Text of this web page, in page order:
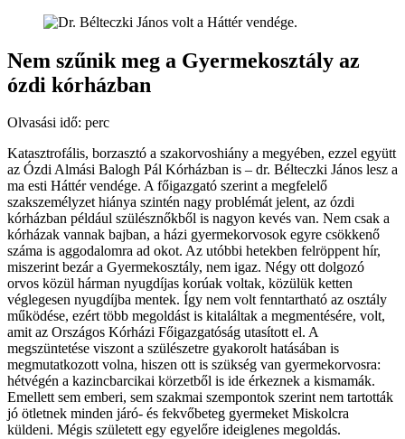
Nem szűnik meg a Gyermekosztály az
ózdi kórházban
Olvasási idő: perc
Katasztrofális, borzasztó a szakorvoshiány a megyében, ezzel együtt
az Ózdi Almási Balogh Pál Kórházban is – dr. Bélteczki János lesz a
ma esti Háttér vendége. A főigazgató szerint a megfelelő
szakszemélyzet hiánya szintén nagy problémát jelent, az ózdi
kórházban például szülésznőkből is nagyon kevés van. Nem csak a
kórházak vannak bajban, a házi gyermekorvosok egyre csökkenő
száma is aggodalomra ad okot. Az utóbbi hetekben felröppent hír,
miszerint bezár a Gyermekosztály, nem igaz. Négy ott dolgozó
orvos közül hárman nyugdíjas korúak voltak, közülük ketten
véglegesen nyugdíjba mentek. Így nem volt fenntartható az osztály
működése, ezért több megoldást is kitaláltak a megmentésére, volt,
amit az Országos Kórházi Főigazgatóság utasított el. A
megszüntetése viszont a szülészetre gyakorolt hatásában is
megmutatkozott volna, hiszen ott is szükség van gyermekorvosra:
hétvégén a kazincbarcikai körzetből is ide érkeznek a kismamák.
Emellett sem emberi, sem szakmai szempontok szerint nem tartották
jó ötletnek minden járó- és fekvőbeteg gyermeket Miskolcra
küldeni. Mégis született egy egyelőre ideiglenes megoldás.